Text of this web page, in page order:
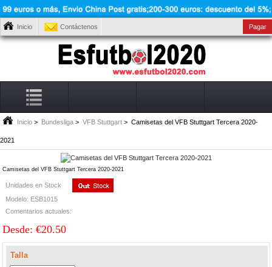
Inicio Contáctenos Pagar
Inicio > Bundesliga > VFB Stuttgart > Camisetas del VFB Stuttgart Tercera 2020-
2021
Camisetas del VFB Stuttgart Tercera 2020-2021
Unidades en Stock
Modelo: ESB1015
Comentarios actuales:
Desde: €20.50
Talla